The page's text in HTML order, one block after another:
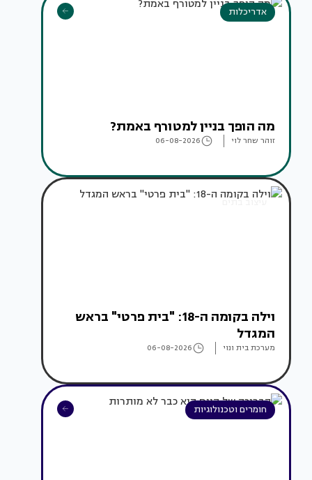
אדריכלות
מה הופך בניין למטורף באמת?
זוהר שחר לוי 06-08-2026
עיצוב בתים
וילה בקומה ה-18: "בית פרטי" בראש
המגדל
מערכת בית ונוי 06-08-2026
חומרים וטכנולוגיות